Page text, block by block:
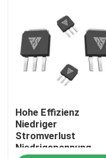
Werksbesichtigung
Qualitätskontrolle
Kontakt mit uns
Neuigkeiten
Hohe Effizienz
Niedriger
Stromverlust
Niedrigspannung